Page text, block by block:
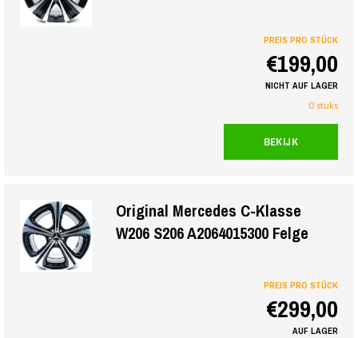
PREIS PRO STÜCK
€199,00
NICHT AUF LAGER
0 stuks
BEKIJK
Original Mercedes C-Klasse
W206 S206 A2064015300 Felge
PREIS PRO STÜCK
€299,00
AUF LAGER